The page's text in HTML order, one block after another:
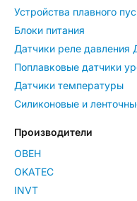
Устройства плавного
Блоки питания
Датчики реле давления
Поплавковые датчики
Датчики температуры
Силиконовые и
Производители
ОВЕН
OKATEC
INVT